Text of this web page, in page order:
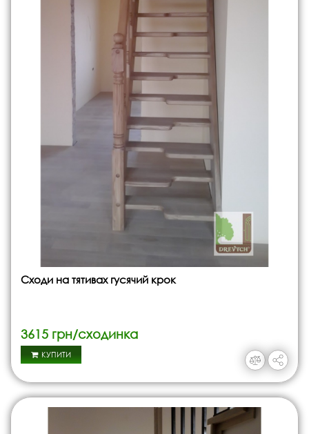
Сходи на тятивах гусячий крок
3615 грн/сходинка
КУПИТИ